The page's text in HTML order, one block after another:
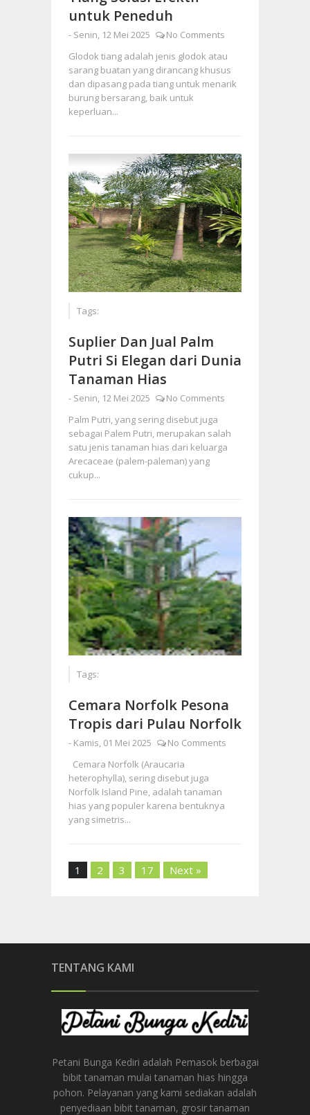
untuk Peneduh
- Senin, 12 Mei 2025
No Comments
Glodok tiang adalah jenis glodok atau
sarang buatan yang dirancang khusus
dan dipasang pada tiang untuk menarik
burung bersarang, baik untuk
keperluan...
Tags:
Suplier Dan Jual Palm
Putri Si Elegan dari Dunia
Tanaman Hias
- Senin, 12 Mei 2025
No Comments
Palm Putri, yang sering disebut juga
sebagai Palem Putri, merupakan salah
satu jenis tanaman hias dari keluarga
Arecaceae (palem-paleman) yang
cukup...
Tags:
Cemara Norfolk Pesona
Tropis dari Pulau Norfolk
- Kamis, 01 Mei 2025
No Comments
Cemara Norfolk (Araucaria
heterophylla), sering disebut juga
Norfolk Island Pine, adalah tanaman
hias yang populer karena bentuknya
yang simetris...
1 2 3 17 Next »
TENTANG KAMI
Petani Bunga Kediri adalah Pemasok berbagai
bibit tanaman mulai tanaman hias hingga
pohon. Pelayanan yang kami sediakan adalah
penyediaan bibit tanaman, grosir tanaman